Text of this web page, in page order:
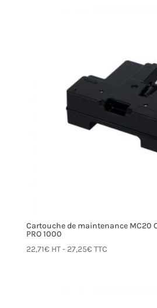
Cartouche de maintenance MC20
PRO 1000
22,71€ HT - 27,25€ TTC